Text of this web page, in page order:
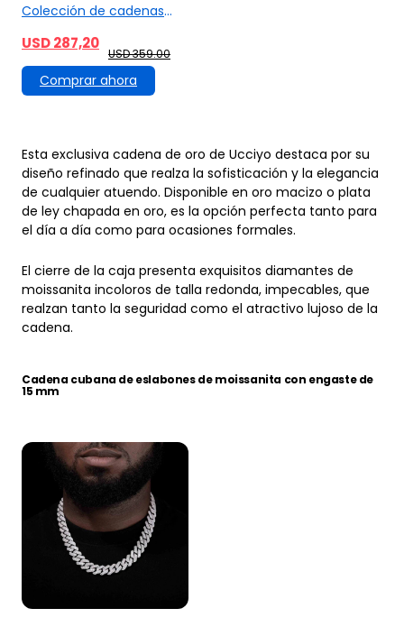
cubanas de moissanita
S925 de 6 mm a 22 mm
Comprar ahora
diseño refinado que realza la sofisticación y la elegancia
de cualquier atuendo. Disponible en oro macizo o plata
de ley chapada en oro, es la opción perfecta tanto para
el día a día como para ocasiones formales.
moissanita incoloros de talla redonda, impecables, que
realzan tanto la seguridad como el atractivo lujoso de la
cadena.
15 mm